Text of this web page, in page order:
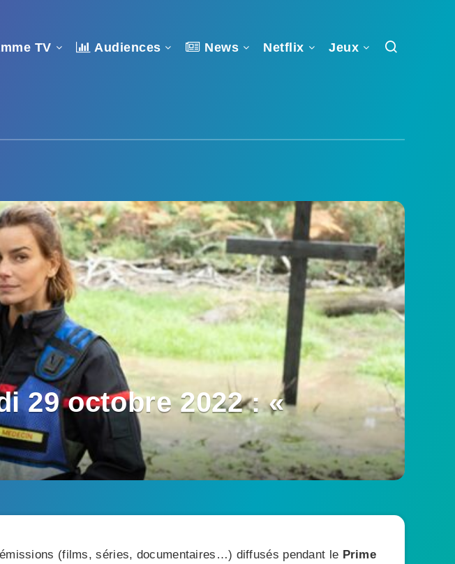
TV Audiences News Netflix Jeux
29 octobre 2022 : «
(films, séries, documentaires…) diffusés pendant le Prime